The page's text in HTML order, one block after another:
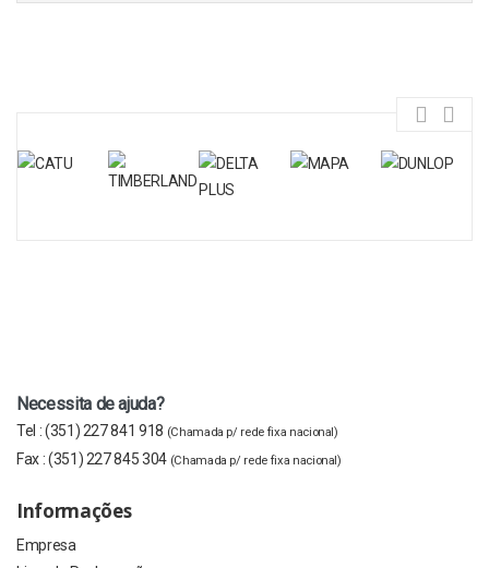
Necessita de ajuda?
Tel :(351) 227 841 918 (Chamada p/ rede fixa nacional)
Fax :(351) 227 845 304 (Chamada p/ rede fixa nacional)
Informações
Empresa